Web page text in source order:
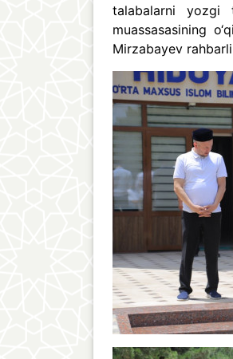
talabalarni yozgi
muassasasining
Mirzabayev